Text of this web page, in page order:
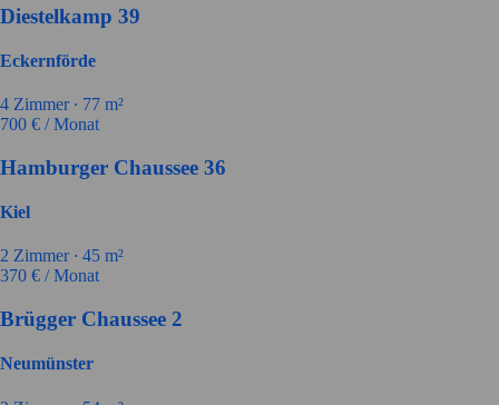
Diestelkamp 39
Eckernförde
4 Zimmer ∙ 77 m²
700 € / Monat
Hamburger Chaussee 36
Kiel
2 Zimmer ∙ 45 m²
370 € / Monat
Brügger Chaussee 2
Neumünster